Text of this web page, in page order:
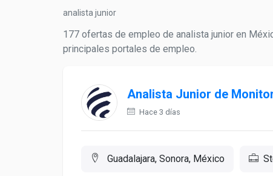
analista junior
177 ofertas de empleo de analista junior en
principales portales de empleo.
Analista Junior de
Hace 3 días
Guadalajara, Sonora, México